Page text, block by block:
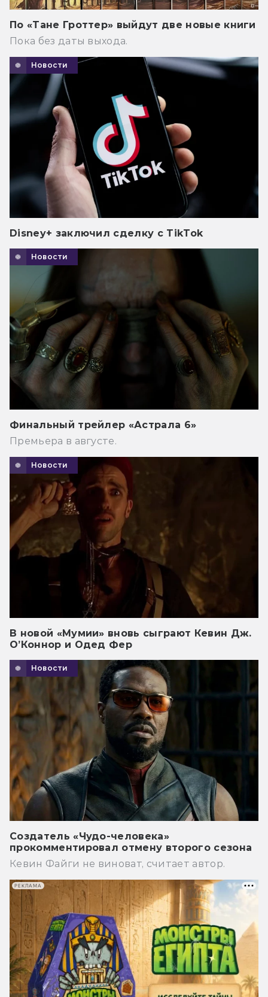
По «Тане Гроттер» выйдут две новые книги
Пока без даты выхода.
Новости
Disney+ заключил сделку с TikTok
Новости
Финальный трейлер «Астрала 6»
Премьера в августе.
Новости
В новой «Мумии» вновь сыграют Кевин Дж.
О’Коннор и Одед Фер
Новости
Создатель «Чудо-человека»
прокомментировал отмену второго сезона
Кевин Файги не виноват, считает автор.
РЕКЛАМА